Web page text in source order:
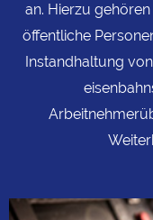
an. Hierzu
öffentliche
Instandhaltung